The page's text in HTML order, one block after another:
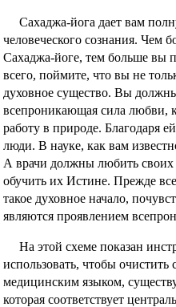
Сахаджа-йога дает вам
человеческого сознания. Чем
Сахаджа-йоге, тем больше вы
всего, поймите, что вы не
духовное существо. Вы
всепроникающая сила любви,
работу в природе. Благодаря
люди. В науке, как вам
А врачи должны любить своих
обучить их Истине. Прежде
такое духовное начало,
являются проявлением
На этой схеме показан
использовать, чтобы
медицинским языком,
которая соответствует